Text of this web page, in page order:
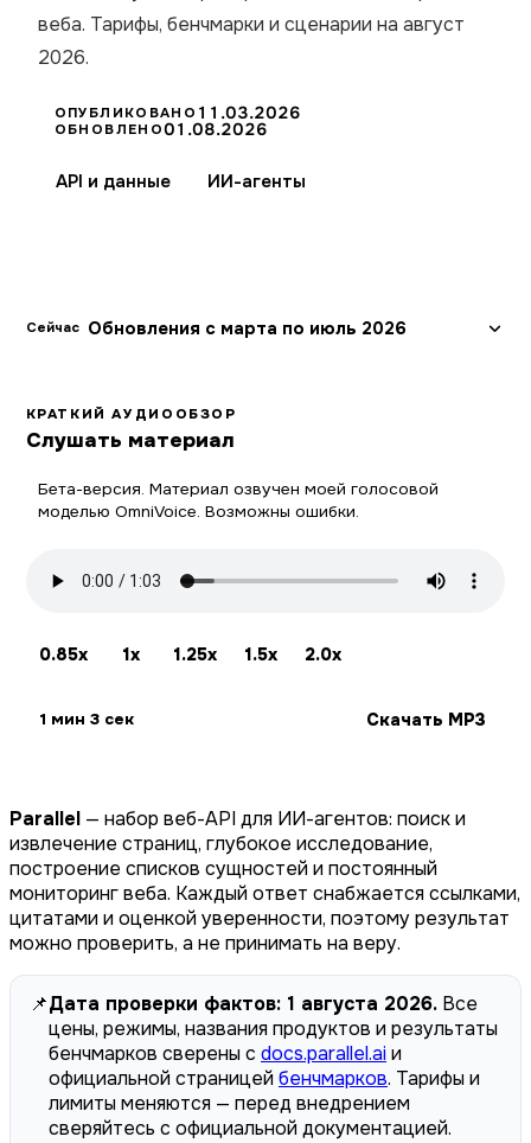
веба. Тарифы, бенчмарки и сценарии на август
2026.
ОПУБЛИКОВАНО 11.03.2026
ОБНОВЛЕНО01.08.2026
API и данные ИИ-агенты
Сейчас Обновления с марта по июль 2026
КРАТКИЙ АУДИООБЗОР
Слушать материал
Бета-версия. Материал озвучен моей голосовой
моделью OmniVoice. Возможны ошибки.
0.85x 1x 1.25x 1.5x 2.0x
1 мин 3 сек Скачать MP3
Parallel — набор веб-API для ИИ-агентов: поиск и
извлечение страниц, глубокое исследование,
построение списков сущностей и постоянный
мониторинг веба. Каждый ответ снабжается ссылками,
цитатами и оценкой уверенности, поэтому результат
можно проверить, а не принимать на веру.
📌Дата проверки фактов: 1 августа 2026. Все
цены, режимы, названия продуктов и результаты
бенчмарков сверены с docs.parallel.aiи
официальной страницей бенчмарков. Тарифы и
лимиты меняются — перед внедрением
сверяйтесь с официальной документацией.